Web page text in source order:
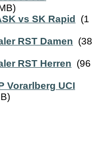
vs SK Rapid
(1
RST Damen (38
RST Herren (96
Vorarlberg UCI